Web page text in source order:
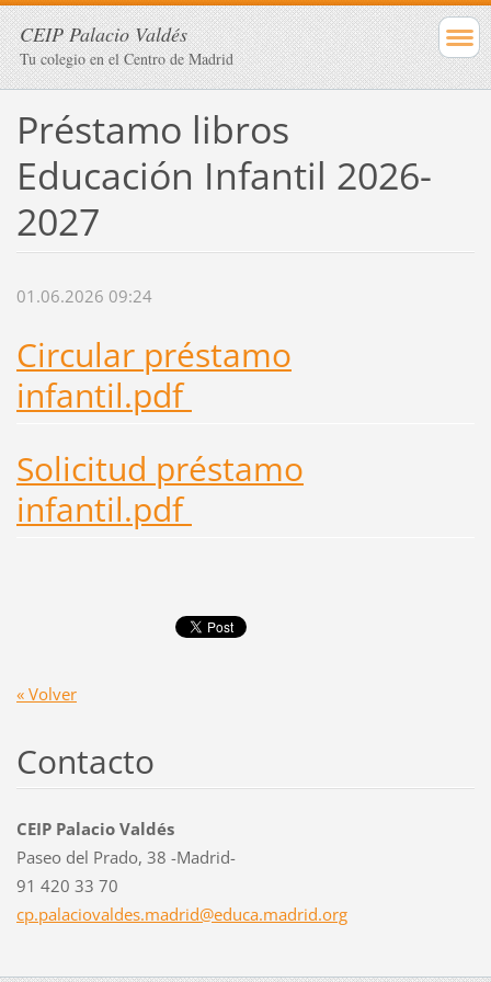
CEIP Palacio Valdés
Tu colegio en el Centro de Madrid
Préstamo libros
Educación Infantil 2026-
2027
01.06.2026 09:24
Circular préstamo
infantil.pdf
Solicitud préstamo
infantil.pdf
« Volver
Contacto
CEIP Palacio Valdés
Paseo del Prado, 38 -Madrid-
91 420 33 70
cp.palaciovaldes.madrid@educa.madrid.org